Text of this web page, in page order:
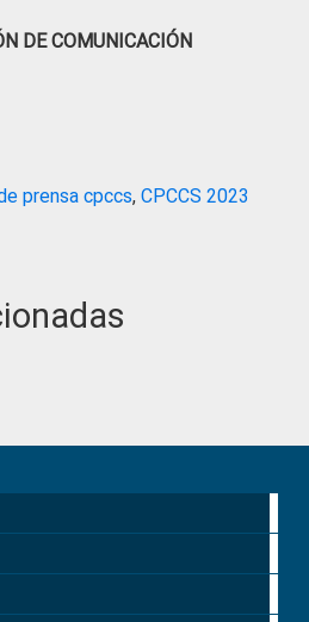
DE COMUNICACIÓN
prensa cpccs, CPCCS 2023